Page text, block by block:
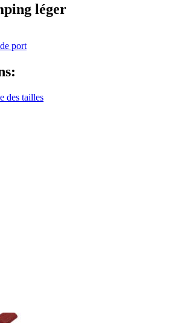
léger
port
des tailles